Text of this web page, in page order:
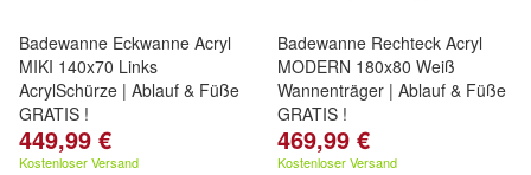
Badewanne Eckwanne Acryl
MIKI 140x70 Links
AcrylSchürze | Ablauf & Füße
GRATIS !
449,99 €
Kostenloser Versand
Badewanne Rechteck Acryl
MODERN 180x80 Weiß
Wannenträger | Ablauf & Füße
GRATIS !
469,99 €
Kostenloser Versand